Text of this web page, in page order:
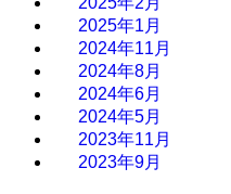
2025年1月
2024年11月
2024年8月
2024年6月
2024年5月
2023年11月
2023年9月